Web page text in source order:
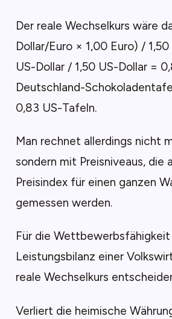
Der reale Wechselkurs wäre
Dollar/Euro × 1,00 Euro) / 1,50
US-Dollar / 1,50 US-Dollar =
Deutschland-
0,83 US-Tafeln.
Man rechnet allerdings nicht
sondern mit Preisniveaus, die
Preisindex für einen ganzen
gemessen werden.
Für die Wettbewerbsfähigkeit
Leistungsbilanz einer
reale Wechselkurs
Verliert die heimische